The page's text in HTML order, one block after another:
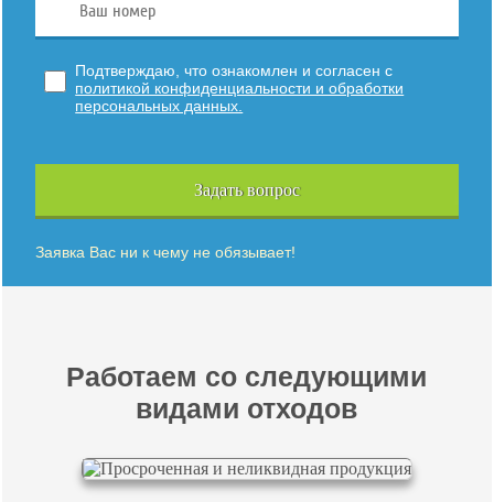
Подтверждаю, что ознакомлен и согласен с
политикой конфиденциальности и обработки
персональных данных.
Задать вопрос
Заявка Вас ни к чему не обязывает!
Работаем со следующими
видами отходов